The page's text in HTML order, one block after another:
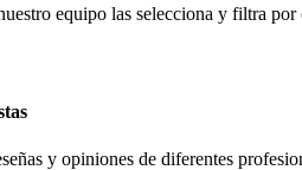
equipo las selecciona y filtra
y opiniones de diferentes